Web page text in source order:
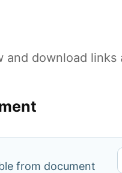
and download links
from document